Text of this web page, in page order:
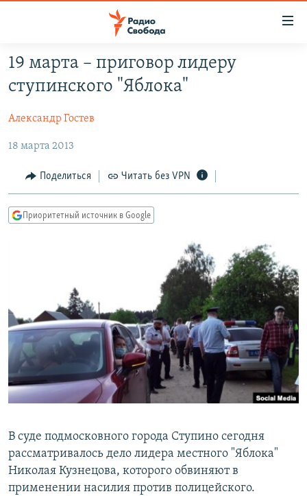
упрощенного
доступа
содержанию
Вернутся
главной
навигации
ПРОГРАММЫ
ПОДКАСТЫ
АВТОРСКИЕ ПРОЕКТЫ
ЦИТАТЫ СВОБОДЫ
МНЕНИЯ
КУЛЬТУРА
IDEL.РЕАЛИИ
СИБИРЬ.РЕАЛИИ
РАСПИСАНИЕ ВЕЩАНИЯ
ПОДПИШИТЕСЬ НА РАССЫЛКУ
СОЦИАЛЬНЫЕ СЕТИ
Все сайты РСЕ/РС
19 марта – приговор лидеру
ступинского "Яблока"
Александр Гостев
18 марта 2013
Поделиться Читать без VPN
Приоритетный источник в Google
В суде подмосковного города Ступино сегодня
рассматривалось дело лидера местного "Яблока"
Николая Кузнецова, которого обвиняют в
применении насилия против полицейского.